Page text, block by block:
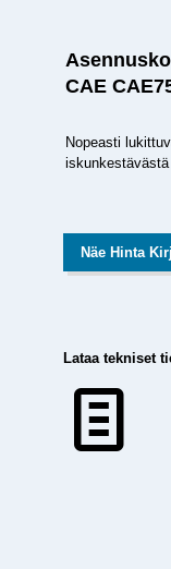
CAE
Nopeasti
Näe Hinta
Lataa tekniset